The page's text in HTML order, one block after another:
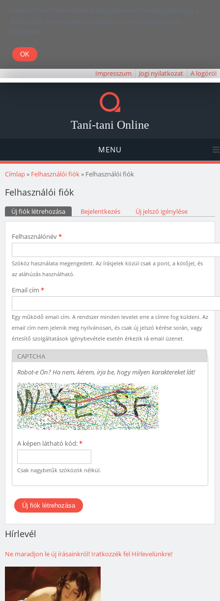
Kedves Olvasó! Weboldalunk böngészésével Ön elfogadja, hogy a
felhasználói élmény javítása céljából cookie-kat használunk.
Köszönjük!
Impresszum Jogi nyilatkozat A logóról
Taní-tani Online
MENU
Jelenlegi hely
Címlap» Felhasználói fiók» Felhasználói fiók
Felhasználói fiók
Elsődleges fülek
Új fiók létrehozása (aktív fül)Bejelentkezés Új jelszó igénylése
Felhasználónév*
Szóköz használata megengedett. Az írásjelek közül csak a pont, a kötőjel, és
az aláhúzás használható.
Email cím *
Egy működő email cím. A rendszer minden levelet erre a címre fog küldeni. Az
email cím nem jelenik meg nyilvánosan, és csak új jelszó kérése során, vagy
értesítő szolgáltatások igénybevétele esetén érkezik rá email üzenet.
CAPTCHA
Robot-e Ön? Ha nem, kérem, írja be, hogy milyen karaktereket lát!
A képen látható kód:*
Csak nagybetűk szóközök nélkül.
Hírlevél
Ne maradjon le új írásainkról! Iratkozzék fel Hírlevelünkre!